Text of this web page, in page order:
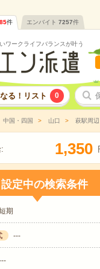
件 エンバイト 7257件
ワークライフバランスが叶う
る！リスト 0
中国・四国 山口 萩駅周辺
1,350
設定中の検索条件
期
---